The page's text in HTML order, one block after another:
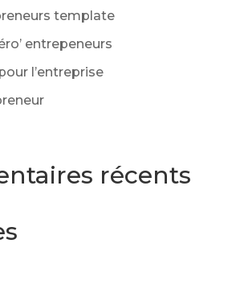
template
entrepeneurs
l’entreprise
récents